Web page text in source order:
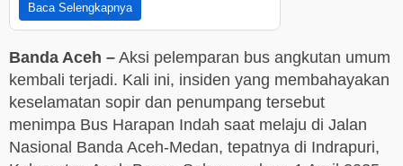
Baca Selengkapnya
Banda Aceh – Aksi pelemparan bus angkutan umum
kembali terjadi. Kali ini, insiden yang membahayakan
keselamatan sopir dan penumpang tersebut
menimpa Bus Harapan Indah saat melaju di Jalan
Nasional Banda Aceh-Medan, tepatnya di Indrapuri,